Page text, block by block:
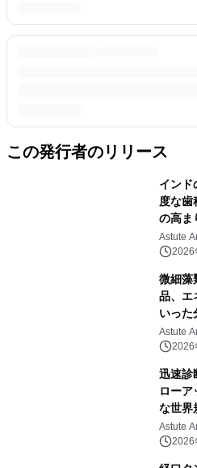
この発行者のリリース
インド
度な歯
の高ま
710万
Astute
2026
微細藻
品、エ
いった
づける
る。
Astute
2026
迅速診
ロー
な世界
Astute
2026